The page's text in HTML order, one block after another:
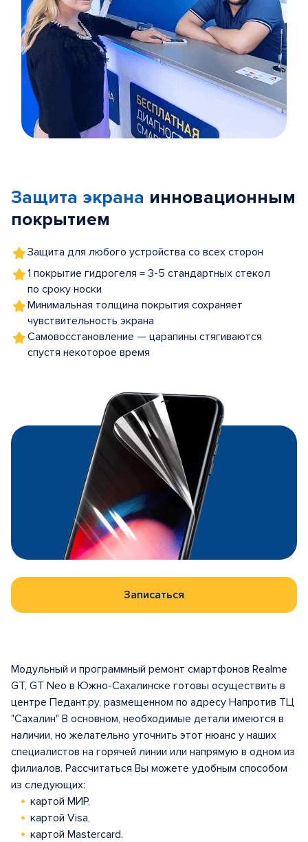
5
Защита экрана инновационным
покрытием
Защита для любого устройства со всех сторон
1 покрытие гидрогеля = 3-5 стандартных стекол
по сроку носки
Минимальная толщина покрытия сохраняет
чувствительность экрана
Самовосстановление — царапины стягиваются
спустя некоторое время
Записаться
Модульный и программный ремонт смартфонов Realme
GT, GT Neo в Южно-Сахалинске готовы осуществить в
центре Педант.ру, размещенном по адресу Напротив ТЦ
"Сахалин" В основном, необходимые детали имеются в
наличии, но желательно уточнить этот нюанс у наших
специалистов на горячей линии или напрямую в одном из
филиалов. Рассчитаться Вы можете удобным способом
из следующих:
картой МИР,
картой Visa,
картой Mastercard.